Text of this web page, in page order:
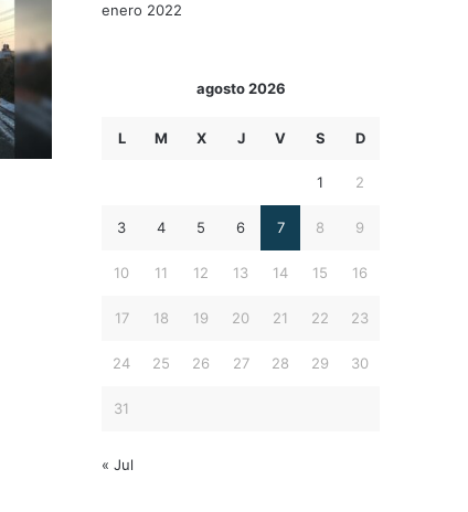
enero 2022
agosto 2026
L M X J V S D
1 2
3 4 5 6 7 8 9
10 11 12 13 14 15 16
17 18 19 20 21 22 23
24 25 26 27 28 29 30
31
« Jul